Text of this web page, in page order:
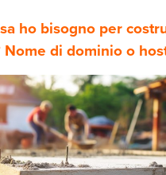
ho bisogno per
Nome di dominio o